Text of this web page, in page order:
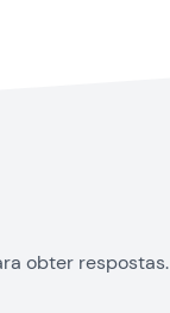
obter respostas.